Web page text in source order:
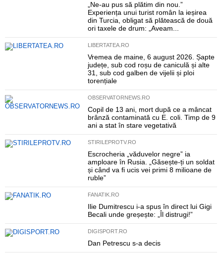
„Ne-au pus să plătim din nou.”
Experiența unui turist român la ieșirea
din Turcia, obligat să plătească de două
ori taxele de drum: „Aveam...
LIBERTATEA.RO
Vremea de maine, 6 august 2026. Șapte
județe, sub cod roșu de caniculă și alte
31, sub cod galben de vijelii și ploi
torențiale
OBSERVATORNEWS.RO
Copil de 13 ani, mort după ce a mâncat
brânză contaminată cu E. coli. Timp de 9
ani a stat în stare vegetativă
STIRILEPROTV.RO
Escrocheria „văduvelor negre” ia
amploare în Rusia. „Găsește-ți un soldat
și când va fi ucis vei primi 8 milioane de
ruble”
FANATIK.RO
Ilie Dumitrescu i-a spus în direct lui Gigi
Becali unde greșește: „Îl distrugi!”
DIGISPORT.RO
Dan Petrescu s-a decis